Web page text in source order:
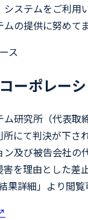
システムをご利
の提供に努めて
ス
ーポレー
研究所（代表
にて判決が下
及び被告会社
を理由とした
詳細」より閲覧